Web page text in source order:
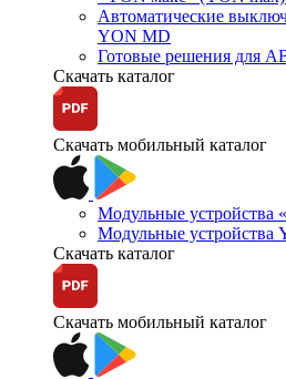
Автоматические
YON MD
Готовые решения для
Скачать каталог
Скачать мобильный каталог
Модульные устройства
Модульные устройства
Скачать каталог
Скачать мобильный каталог